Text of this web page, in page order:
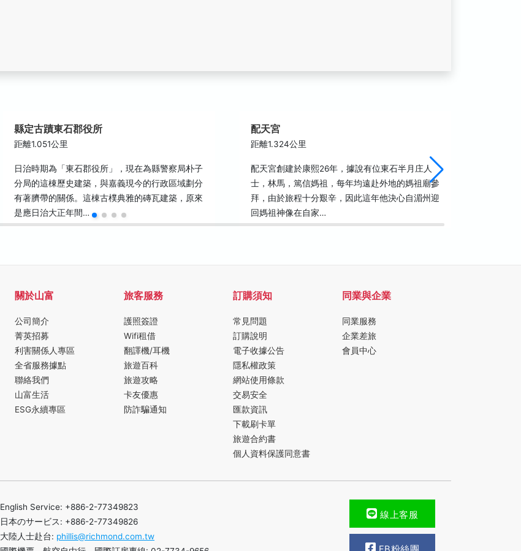
縣定古蹟東石郡役所
距離1.051公里
日治時期為「東石郡役所」，現在為縣警察局朴子
分局的這棟歷史建築，與嘉義現今的行政區域劃分
有著臍帶的關係。這棟古樸典雅的磚瓦建築，原來
是應日治大正年間…
配天宮
距離1.324公里
配天宮創建於康熙26年，據說有位東石半月庄人
士，林馬，篤信媽祖，每年均遠赴外地的媽祖廟參
拜，由於旅程十分艱辛，因此這年他決心自湄州迎
回媽祖神像在自家…
關於山富
公司簡介
菁英招募
利害關係人專區
全省服務據點
聯絡我們
山富生活
ESG永續專區
旅客服務
護照簽證
Wifi租借
翻譯機/耳機
旅遊百科
旅遊攻略
卡友優惠
防詐騙通知
訂購須知
常見問題
訂購說明
電子收據公告
隱私權政策
網站使用條款
交易安全
匯款資訊
下載刷卡單
旅遊合約書
個人資料保護同意書
同業與企業
同業服務
企業差旅
會員中心
English Service: +886-2-77349823
日本のサービス: +886-2-77349826
大陸人士赴台: phillis@richmond.com.tw
線上客服